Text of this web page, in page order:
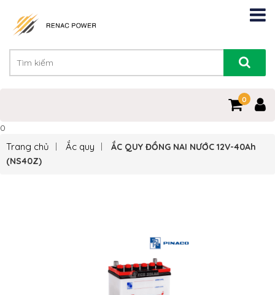
0
0
Trang chủ Ắc quy
ẮC QUY ĐỒNG NAI NƯỚC 12V-40Ah
(NS40Z)